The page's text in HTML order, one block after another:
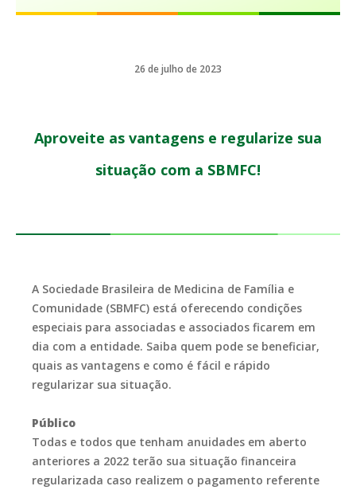
26 de julho de 2023
Aproveite as vantagens e regularize sua
situação com a SBMFC!
A Sociedade Brasileira de Medicina de Família e
Comunidade (SBMFC) está oferecendo condições
especiais para associadas e associados ficarem em
dia com a entidade. Saiba quem pode se beneficiar,
quais as vantagens e como é fácil e rápido
regularizar sua situação.
Público
Todas e todos que tenham anuidades em aberto
anteriores a 2022 terão sua situação financeira
regularizada caso realizem o pagamento referente